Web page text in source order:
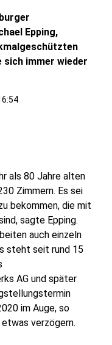
Epping,
sich immer wieder
als 80 Jahre alten
Zimmern. Es sei
bekommen, die mit
sagte Epping.
auch einzeln
steht seit rund 15
AG und später
im Auge, so
etwas verzögern.